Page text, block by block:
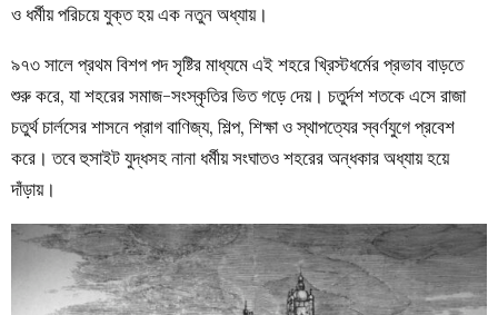
ও ধর্মীয় পরিচয়ে যুক্ত হয় এক নতুন অধ্যায়।
৯৭৩ সালে প্রথম বিশপ পদ সৃষ্টির মাধ্যমে এই শহরে খ্রিস্টধর্মের প্রভাব বাড়তে
শুরু করে, যা শহরের সমাজ-সংস্কৃতির ভিত গড়ে দেয়। চতুর্দশ শতকে এসে রাজা
চতুর্থ চার্লসের শাসনে প্রাগ বাণিজ্য, শিল্প, শিক্ষা ও স্থাপত্যের স্বর্ণযুগে প্রবেশ
করে। তবে হুসাইট যুদ্ধসহ নানা ধর্মীয় সংঘাতও শহরের অন্ধকার অধ্যায় হয়ে
দাঁড়ায়।